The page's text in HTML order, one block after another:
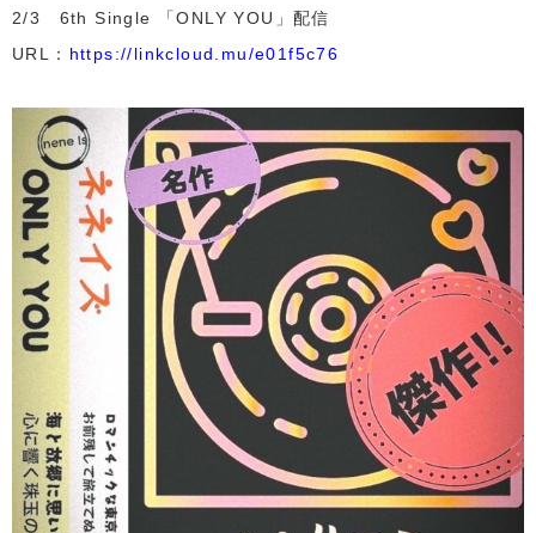
2/3 6th Single 「ONLY YOU」配信
URL： https://linkcloud.mu/e01f5c76